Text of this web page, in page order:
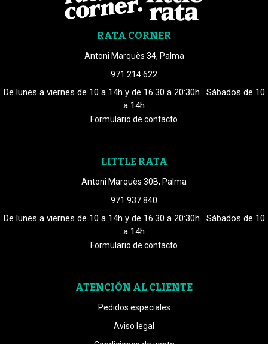
RATA CORNER
Antoni Marquès 34, Palma
971 214 622
De lunes a viernes de 10 a 14h y de 16:30 a 20:30h . Sábados de 10
a 14h
Formulario de contacto
LITTLE RATA
Antoni Marquès 30B, Palma
971 937 840
De lunes a viernes de 10 a 14h y de 16:30 a 20:30h . Sábados de 10
a 14h
Formulario de contacto
ATENCIÓN AL CLIENTE
Pedidos especiales
Aviso legal